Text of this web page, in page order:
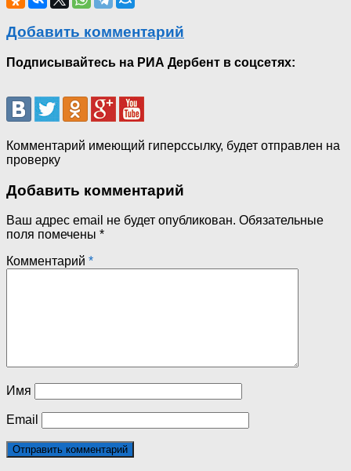
Добавить комментарий
Подписывайтесь на РИА Дербент в соцсетях:
Комментарий имеющий гиперссылку, будет отправлен на
проверку
Добавить комментарий
Ваш адрес email не будет опубликован. Обязательные
поля помечены *
Комментарий *
Имя
Email